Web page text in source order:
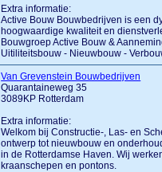
Extra informatie:
Active Bouw Bouwbedrijven is een
hoogwaardige kwaliteit en
Bouwgroep Active Bouw &
Uitiliteitsbouw - Nieuwbouw -
Van Grevenstein Bouwbedrijven
Quarantaineweg 35
3089KP Rotterdam
Extra informatie:
Welkom bij Constructie-, Las- en
ontwerp tot nieuwbouw en
in de Rotterdamse Haven. Wij
kraanschepen en pontons.